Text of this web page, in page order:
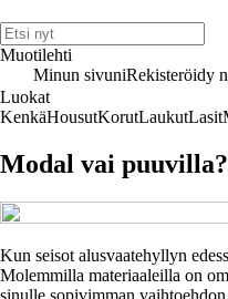
Muotilehti
Minun sivuniRekisteröidy
Luokat
KenkäHousutKorutLaukutLasit
Modal vai
Kun seisot alusvaatehyllyn
Molemmilla materiaaleilla on
sinulle sopivimman vaihtoehdon.